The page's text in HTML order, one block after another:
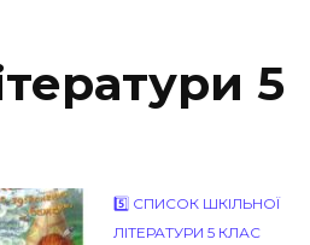
5
5️⃣ СПИСОК ШКІЛЬНОЇ
ЛІТЕРАТУРИ 5 КЛАС